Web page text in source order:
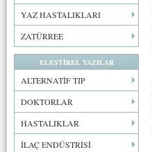
YAZ HASTALIKLARI
ZATÜRREE
ELEŞTİREL YAZILAR
ALTERNATİF TIP
DOKTORLAR
HASTALIKLAR
İLAÇ ENDÜSTRİSİ